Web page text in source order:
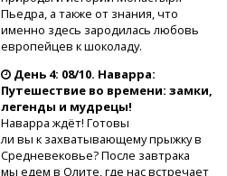
Пьедра, а также от знания, что
именно здесь зародилась любовь
европейцев к шоколаду.
День 4: 08/10. Наварра:
Путешествие во времени: замки,
легенды и мудрецы!
Наварра ждёт! Готовы
ли вы к захватывающему прыжку в
Средневековье? После завтрака
мы едем в Олите, где нас встречает